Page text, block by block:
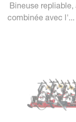
Bineuse
combinée avec l'...